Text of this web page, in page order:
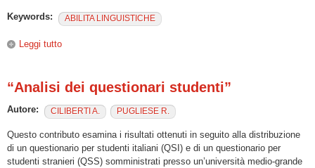
Keywords: ABILITA LINGUISTICHE
Leggi tutto
“Analisi dei questionari studenti”
Autore: CILIBERTI A. PUGLIESE R.
Questo contributo esamina i risultati ottenuti in seguito alla distribuzione
di un questionario per studenti italiani (QSI) e di un questionario per
studenti stranieri (QSS) somministrati presso un’università medio-grande